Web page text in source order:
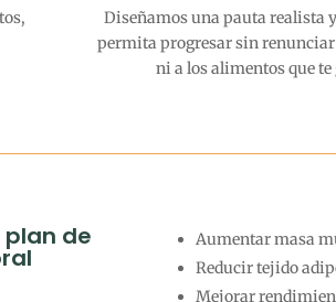
Diseñamos una pauta realista
permita progresar sin
ni a los alimentos que te
plan de
Aumentar masa
Reducir tejido
Mejorar